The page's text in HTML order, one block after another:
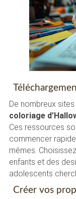
De nombreux
coloriage
Ces ressources
commencer
mêmes.
enfants et des
adolescents
Créer vos